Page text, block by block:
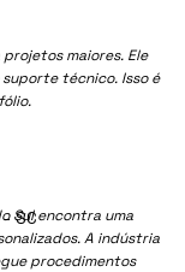
maiores. Ele
técnico. Isso é
Sul encontra uma
A indústria
procedimentos
SC